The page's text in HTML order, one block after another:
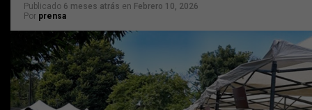
Publicado 6 meses atrás en Febrero 10, 2026
Por prensa